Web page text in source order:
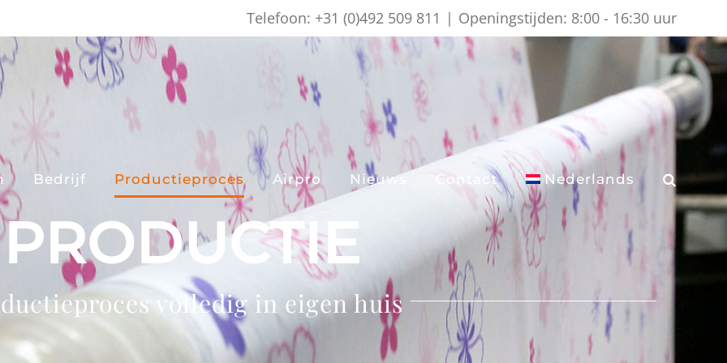
Telefoon: +31 (0)492 509 811 | Openingstijden: 8:00 - 16:30 uur
Bedrijf Productieproces Airpro Nieuws Contact Nederlands
PRODUCTIE
volledig in eigen huis